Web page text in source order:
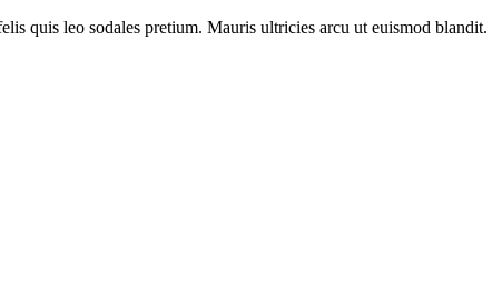
quis leo sodales pretium. Mauris ultricies arcu ut euismod blandit.